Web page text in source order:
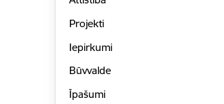
Projekti
Iepirkumi
Būvvalde
Īpašumi